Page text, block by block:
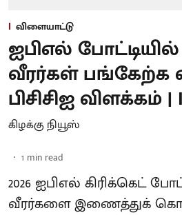
விளையாட்டு
ஐபிஎல்
வீரர்கள் பங்கேற்க
பிசிசிஐ விளக்கம் |
கிழக்கு நியூஸ்
1 min read
2026 ஐபிஎல் கிரிக்கெட்
வீரர்களை இணைத்துக்